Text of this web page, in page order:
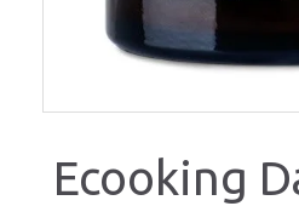
Ecooking